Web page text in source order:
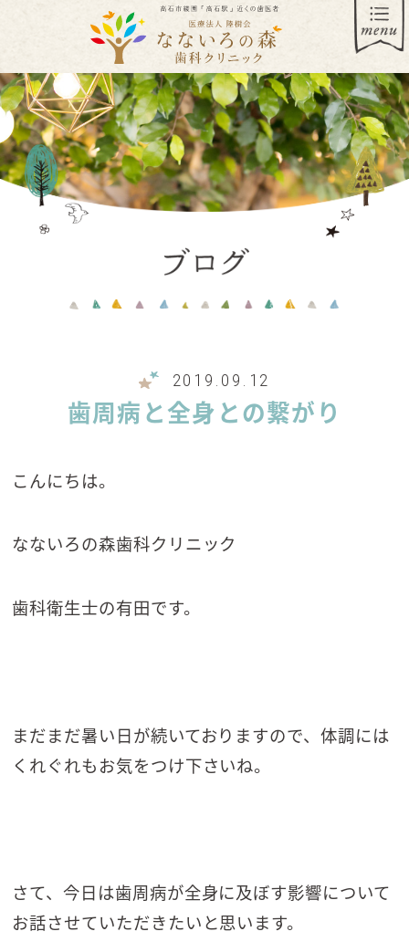
2019.09.12
歯周病と全身との繋がり
こんにちは。
なないろの森歯科クリニック
歯科衛生士の有田です。
まだまだ暑い日が続いておりますので、体調には
くれぐれもお気をつけ下さいね。
さて、今日は歯周病が全身に及ぼす影響について
お話させていただきたいと思います。